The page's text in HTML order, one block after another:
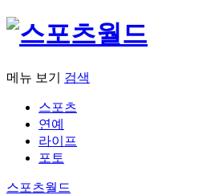
메뉴 보기 검색
스포츠
연예
라이프
포토
스포츠월드